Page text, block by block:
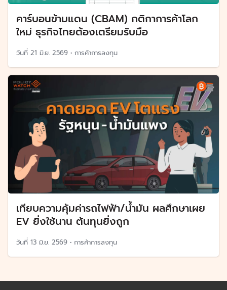
คาร์บอนข้ามแดน (CBAM) กติกาการค้าโลก
ใหม่ ธุรกิจไทยต้องเตรียมรับมือ
วันที่ 21 มิ.ย. 2569 • การค้าการลงทุน
เทียบความคุ้มค่ารถไฟฟ้า/น้ำมัน ผลศึกษาเผย
EV ยิ่งใช้นาน ต้นทุนยิ่งถูก
วันที่ 13 มิ.ย. 2569 • การค้าการลงทุน